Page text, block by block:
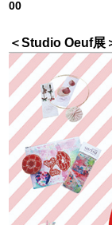
00
＜Studio Oeuf展